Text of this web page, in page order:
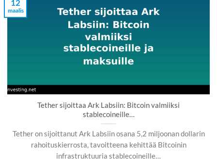
Tether sijoittaa Ark Labsiin: Bitcoin valmiiksi
stablecoineille…
Tether on sijoittanut Ark Labsiin osana 5,2 miljoonan dollarin
rahoituskierrosta, tavoitteena kehittää Bitcoinin
infrastruktuuria stablecoineille…
12
maalis